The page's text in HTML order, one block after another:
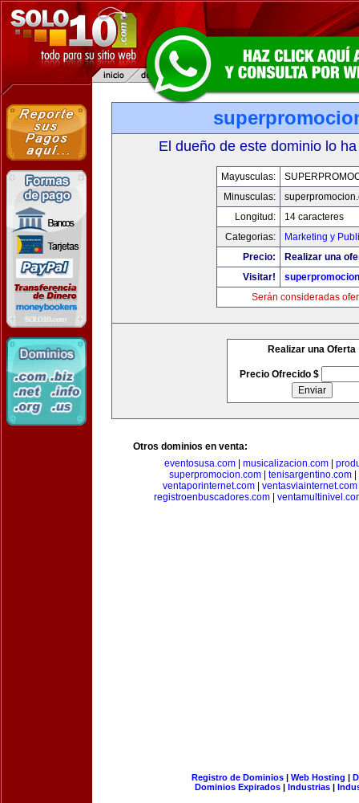
El dueño de este dominio lo
Mayusculas:
Minusculas:
Longitud:
14 caracteres
Categorias:
Marketing y
Precio:
Realizar una
Visitar!
Serán consideradas
Realizar una Oferta
Precio Ofrecido $
Otros dominios en venta:
eventosusa.com| musicalizacion.com|
superpromocion.com
tenisargentino.com
ventaporinternet.com
ventasviainternet.com
registroenbuscadores.com
Registro de Dominios| Web Hosting |
Dominios Expirados | Industrias |